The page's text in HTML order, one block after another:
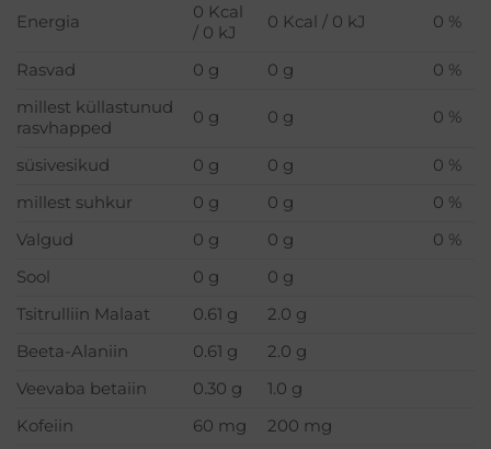
Energia
0 Kcal
/ 0 kJ
0 Kcal / 0 kJ 0 %
Rasvad 0 g 0 g
0 %
millest küllastunud
rasvhapped
0 g 0 g 0 %
süsivesikud 0 g 0 g
0 %
millest suhkur
0 g 0 g
0 %
Valgud
0 g 0 g
0 %
Sool
0 g
0 g
Tsitrulliin Malaat
0.61 g
2.0 g
Beeta-Alaniin
0.61 g
2.0 g
Veevaba betaiin
0.30 g
1.0 g
Kofeiin
60 mg
200 mg